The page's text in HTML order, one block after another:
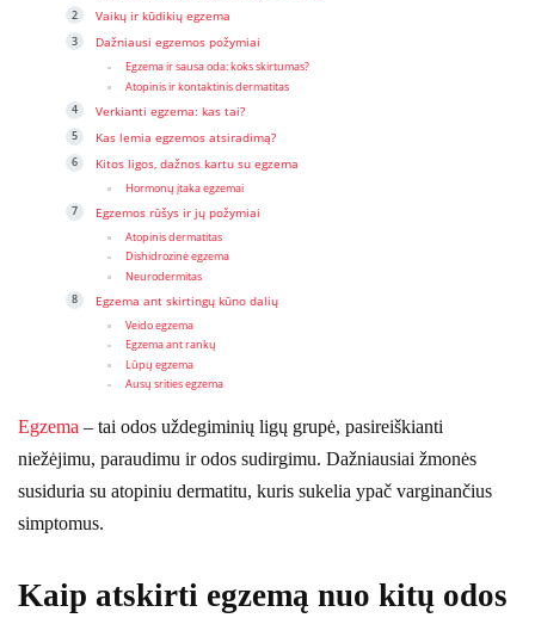
Vaikų ir kūdikių egzema
Dažniausi egzemos požymiai
Egzema ir sausa oda: koks skirtumas?
Atopinis ir kontaktinis dermatitas
Verkianti egzema: kas tai?
Kas lemia egzemos atsiradimą?
Kitos ligos, dažnos kartu su egzema
Hormonų įtaka egzemai
Egzemos rūšys ir jų požymiai
Atopinis dermatitas
Dishidrozinė egzema
Neurodermitas
Egzema ant skirtingų kūno dalių
Veido egzema
Egzema ant rankų
Lūpų egzema
Ausų srities egzema
Egzema – tai odos uždegiminių ligų grupė, pasireiškianti
niežėjimu, paraudimu ir odos sudirgimu. Dažniausiai žmonės
susiduria su atopiniu dermatitu, kuris sukelia ypač varginančius
simptomus.
Kaip atskirti egzemą nuo kitų odos